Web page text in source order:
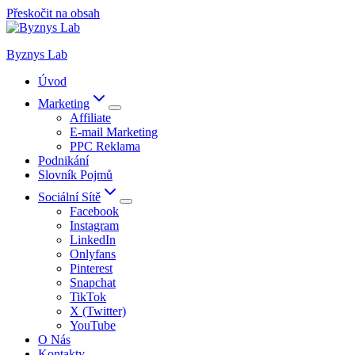
Přeskočit na obsah
Byznys Lab
Úvod
Marketing
Affiliate
E-mail Marketing
PPC Reklama
Podnikání
Slovník Pojmů
Sociální Sítě
Facebook
Instagram
LinkedIn
Onlyfans
Pinterest
Snapchat
TikTok
X (Twitter)
YouTube
O Nás